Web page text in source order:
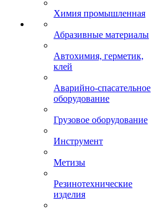
Химия промышленная
Абразивные материалы
Автохимия, герметик,
клей
Аварийно-спасательное
оборудование
Грузовое оборудование
Инструмент
Метизы
Резинотехнические
изделия